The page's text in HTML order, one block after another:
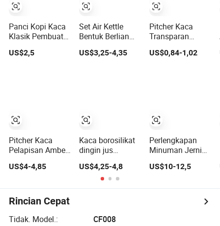
Panci Kopi Kaca
Klasik Pembuat
Kopi French
Press Pemanas
US$2,5
Pitcher Kaca
Pelapisan Amber
dengan Tutup
Karaf Air dengan
Pegangan,
Pitcher Minuman
Es
US$4-4,85
Set Air Kettle
Bentuk Berlian
Amber yang
Elegan, Set Gelas
US$3,25-4,35
Kaca borosilikat
dingin jus
transparan air
teko es teh karaf
kaca buatan
US$4,25-4,8
Pitcher Kaca
Transparan
Minuman Pitcher
Bir Pitcher Plastik
US$0,84-1,02
Perlengkapan
Minuman Jernih
Dingin, Jus, Teh,
Jug, Set dengan
Nampan Bambu
US$10-12,5
Rincian Cepat
Tidak. Model.:
CF008